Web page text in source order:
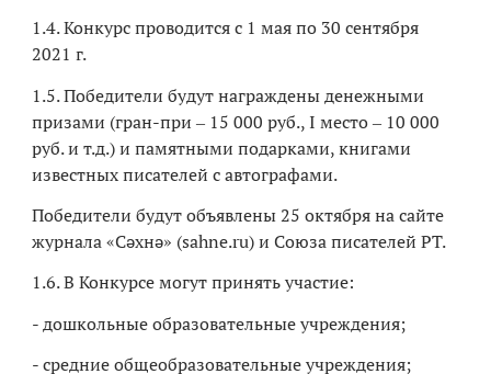
1.4. Конкурс проводится с 1 мая по 30 сентября
2021 г.
1.5. Победители будут награждены денежными
призами (гран-при ‒ 15 000 руб., I место ‒ 10 000
руб. и т.д.) и памятными подарками, книгами
известных писателей с автографами.
Победители будут объявлены 25 октября на сайте
журнала «Сәхнә» (sahne.ru) и Союза писателей РТ.
1.6. В Конкурсе могут принять участие:
- дошкольные образовательные учреждения;
- средние общеобразовательные учреждения;